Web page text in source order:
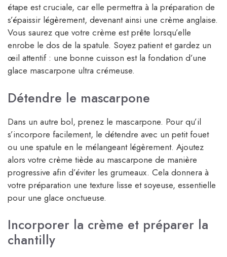
étape est cruciale, car elle permettra à la préparation de
s’épaissir légèrement, devenant ainsi une crème anglaise.
Vous saurez que votre crème est prête lorsqu’elle
enrobe le dos de la spatule. Soyez patient et gardez un
œil attentif : une bonne cuisson est la fondation d’une
glace mascarpone ultra crémeuse.
Détendre le mascarpone
Dans un autre bol, prenez le mascarpone. Pour qu’il
s’incorpore facilement, le détendre avec un petit fouet
ou une spatule en le mélangeant légèrement. Ajoutez
alors votre crème tiède au mascarpone de manière
progressive afin d’éviter les grumeaux. Cela donnera à
votre préparation une texture lisse et soyeuse, essentielle
pour une glace onctueuse.
Incorporer la crème et préparer la
chantilly